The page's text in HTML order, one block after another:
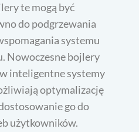
te mogą być
do podgrzewania
systemu
Nowoczesne bojlery
inteligentne systemy
optymalizację
go do
użytkowników.